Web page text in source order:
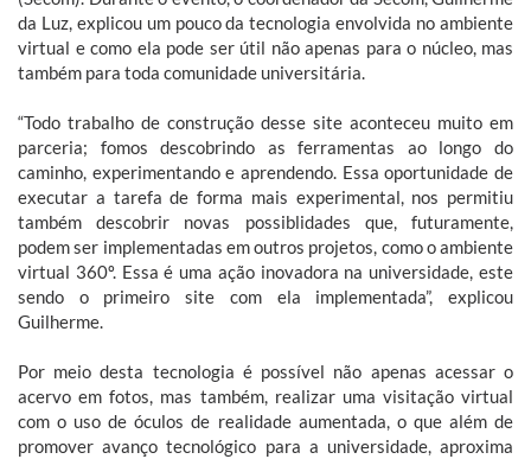
da Luz, explicou um pouco da tecnologia envolvida no ambiente
virtual e como ela pode ser útil não apenas para o núcleo, mas
também para toda comunidade universitária.
“Todo trabalho de construção desse site aconteceu muito em
parceria; fomos descobrindo as ferramentas ao longo do
caminho, experimentando e aprendendo. Essa oportunidade de
executar a tarefa de forma mais experimental, nos permitiu
também descobrir novas possiblidades que, futuramente,
podem ser implementadas em outros projetos, como o ambiente
virtual 360º. Essa é uma ação inovadora na universidade, este
sendo o primeiro site com ela implementada”, explicou
Guilherme.
Por meio desta tecnologia é possível não apenas acessar o
acervo em fotos, mas também, realizar uma visitação virtual
com o uso de óculos de realidade aumentada, o que além de
promover avanço tecnológico para a universidade, aproxima